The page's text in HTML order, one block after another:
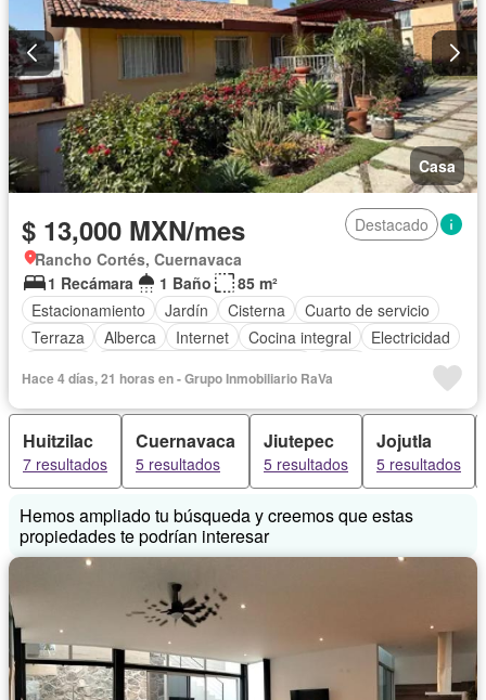
Casa
$ 13,000 MXN/mes
Destacado
Rancho Cortés, Cuernavaca
1 Recámara
1 Baño
85 m²
Estacionamiento
Jardín Cisterna
Cuarto de servicio
Terraza
Alberca Internet Cocina integral
Electricidad
Cuarto de Limpieza
Gas natural
Televisión por cable
Zonas verdes
Chimenea
Recámara con closet
Conserje
Acceso para personas con discapacidad
Wifi
Completamente amueblado
Hace 4 días, 21 horas en - Grupo Inmobiliario RaVa
Huitzilac
7 resultados
Cuernavaca
5 resultados
Jiutepec
5 resultados
Jojutla
5 resultados
Hemos ampliado tu búsqueda y creemos que estas
propiedades te podrían interesar